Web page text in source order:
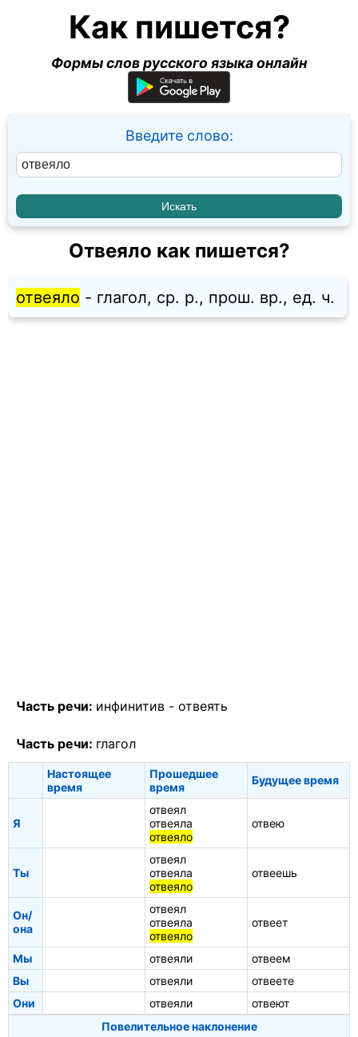
Как пишется?
Формы слов русского языка онлайн
Введите слово:
Отвеяло как пишется?
отвеяло - глагол, ср. p., прош. вр., ед. ч.
Часть речи: инфинитив - отвеять
Часть речи: глагол
Настоящее
время
Прошедшее
время
Будущее время
Я
отвеял
отвеяла
отвеяло
отвею
Ты
отвеял
отвеяла
отвеяло
отвеешь
Он/
она
отвеял
отвеяла
отвеяло
отвеет
Мы отвеяли
отвеем
Вы
отвеяли
отвеете
Они
отвеяли
отвеют
Повелительное наклонение